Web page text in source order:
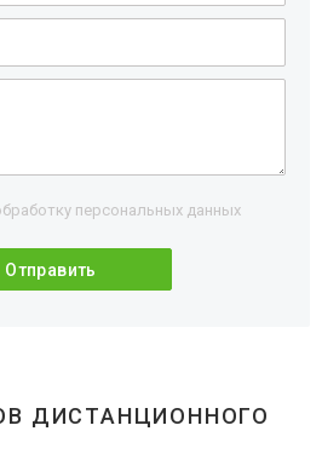
персональных данных
ДИСТАНЦИОННОГО